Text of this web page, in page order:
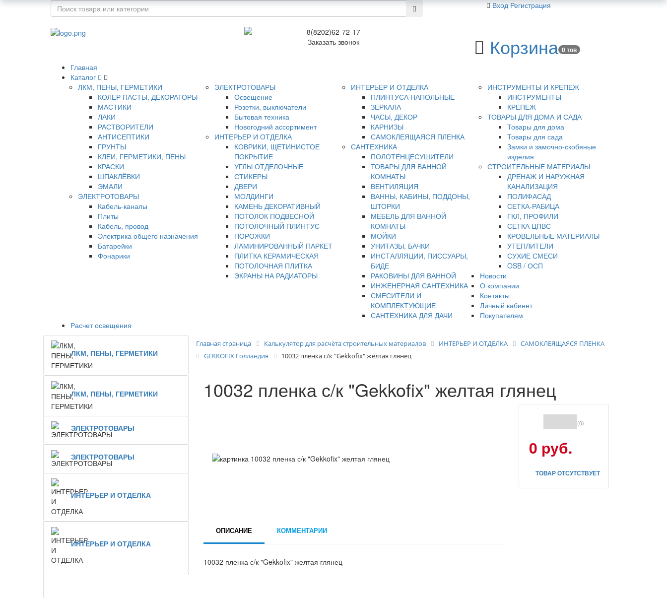
ВходРегистрация
8(8202)62-72-17
Заказать звонок
Корзина 0 тов
Главная
Каталог
ЛКМ, ПЕНЫ, ГЕРМЕТИКИ
КОЛЕР ПАСТЫ, ДЕКОРАТОРЫ
МАСТИКИ
ЛАКИ
РАСТВОРИТЕЛИ
АНТИСЕПТИКИ
ГРУНТЫ
КЛЕИ, ГЕРМЕТИКИ, ПЕНЫ
КРАСКИ
ШПАКЛЁВКИ
ЭМАЛИ
ЭЛЕКТРОТОВАРЫ
Кабель-каналы
Плиты
Кабель, провод
Электрика общего назначения
Батарейки
Фонарики
ЭЛЕКТРОТОВАРЫ
Освещение
Розетки, выключатели
Бытовая техника
Новогодний ассортимент
ИНТЕРЬЕР И ОТДЕЛКА
КОВРИКИ, ЩЕТИНИСТОЕ
ПОКРЫТИЕ
УГЛЫ ОТДЕЛОЧНЫЕ
СТИКЕРЫ
ДВЕРИ
МОЛДИНГИ
КАМЕНЬ ДЕКОРАТИВНЫЙ
ПОТОЛОК ПОДВЕСНОЙ
ПОТОЛОЧНЫЙ ПЛИНТУС
ПОРОЖКИ
ЛАМИНИРОВАННЫЙ ПАРКЕТ
ПЛИТКА КЕРАМИЧЕСКАЯ
ПОТОЛОЧНАЯ ПЛИТКА
ЭКРАНЫ НА РАДИАТОРЫ
ИНТЕРЬЕР И ОТДЕЛКА
ПЛИНТУСА НАПОЛЬНЫЕ
ЗЕРКАЛА
ЧАСЫ, ДЕКОР
КАРНИЗЫ
САМОКЛЕЯЩАЯСЯ ПЛЕНКА
САНТЕХНИКА
ПОЛОТЕНЦЕСУШИТЕЛИ
ТОВАРЫ ДЛЯ ВАННОЙ
КОМНАТЫ
ВЕНТИЛЯЦИЯ
ВАННЫ, КАБИНЫ, ПОДДОНЫ,
ШТОРКИ
МЕБЕЛЬ ДЛЯ ВАННОЙ
КОМНАТЫ
МОЙКИ
УНИТАЗЫ, БАЧКИ
ИНСТАЛЛЯЦИИ, ПИССУАРЫ,
БИДЕ
РАКОВИНЫ ДЛЯ ВАННОЙ
ИНЖЕНЕРНАЯ САНТЕХНИКА
СМЕСИТЕЛИ И
КОМПЛЕКТУЮЩИЕ
САНТЕХНИКА ДЛЯ ДАЧИ
ИНСТРУМЕНТЫ И КРЕПЕЖ
ИНСТРУМЕНТЫ
КРЕПЕЖ
ТОВАРЫ ДЛЯ ДОМА И САДА
Товары для дома
Товары для сада
Замки и замочно-скобяные
изделия
СТРОИТЕЛЬНЫЕ МАТЕРИАЛЫ
ДРЕНАЖ И НАРУЖНАЯ
КАНАЛИЗАЦИЯ
ПОЛИФАСАД
СЕТКА-РАБИЦА
ГКЛ, ПРОФИЛИ
СЕТКА ЦПВС
КРОВЕЛЬНЫЕ МАТЕРИАЛЫ
УТЕПЛИТЕЛИ
СУХИЕ СМЕСИ
OSB / ОСП
Новости
О компании
Контакты
Личный кабинет
Покупателям
Расчет освещения
ЛКМ, ПЕНЫ, ГЕРМЕТИКИ
ЛКМ, ПЕНЫ, ГЕРМЕТИКИ
ЭЛЕКТРОТОВАРЫ
ЭЛЕКТРОТОВАРЫ
ИНТЕРЬЕР И ОТДЕЛКА
ИНТЕРЬЕР И ОТДЕЛКА
Главная страница Калькулятор для расчёта строительных материалов ИНТЕРЬЕР И ОТДЕЛКА
САМОКЛЕЯЩАЯСЯ ПЛЕНКА
GEKKOFIX Голландия
10032 пленка с/к "Gekkofix" желтая глянец
10032 пленка с/к "Gekkofix" желтая глянец
(0)
0 руб.
ТОВАР ОТСУТСТВУЕТ
ОПИСАНИЕ КОММЕНТАРИИ
10032 пленка с/к "Gekkofix" желтая глянец